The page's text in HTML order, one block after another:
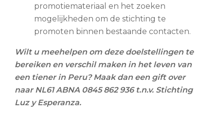
promotiemateriaal en het zoeken
mogelijkheden om de stichting te
promoten binnen bestaande contacten.
Wilt u meehelpen om deze doelstellingen te
bereiken en verschil maken in het leven van
een tiener in Peru? Maak dan een gift over
naar NL61 ABNA 0845 862 936 t.n.v. Stichting
Luz y Esperanza.